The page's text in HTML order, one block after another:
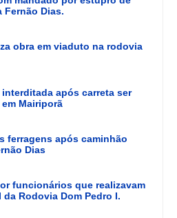
Fernão Dias.
obra em viaduto na rodovia
após carreta ser
Mairiporã
ferragens após caminhão
Dias
funcionários que realizavam
Rodovia Dom Pedro I.